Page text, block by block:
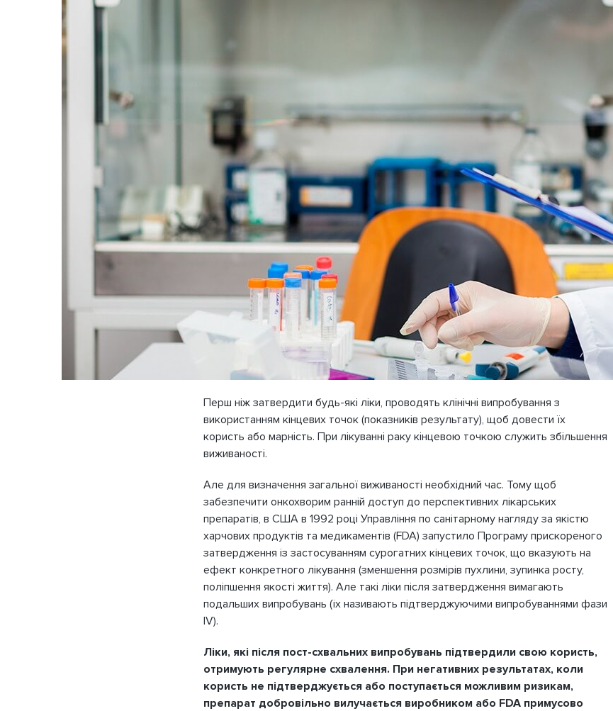
Перш ніж затвердити будь-які ліки, проводять клінічні випробування з
використанням кінцевих точок (показників результату), щоб довести їх
користь або марність. При лікуванні раку кінцевою точкою служить збільшення
виживаності.
Але для визначення загальної виживаності необхідний час. Тому щоб
забезпечити онкохворим ранній доступ до перспективних лікарських
препаратів, в США в 1992 році Управління по санітарному нагляду за якістю
харчових продуктів та медикаментів (FDA) запустило Програму прискореного
затвердження із застосуванням сурогатних кінцевих точок, що вказують на
ефект конкретного лікування (зменшення розмірів пухлини, зупинка росту,
поліпшення якості життя). Але такі ліки після затвердження вимагають
подальших випробувань (їх називають підтверджуючими випробуваннями фази
IV).
Ліки, які після пост-схвальних випробувань підтвердили свою користь,
отримують регулярне схвалення. При негативних результатах, коли
користь не підтверджується або поступається можливим ризикам,
препарат добровільно вилучається виробником або FDA примусово